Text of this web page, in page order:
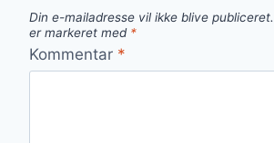
Din e-mailadresse vil ikke blive publiceret.
er markeret med *
Kommentar *